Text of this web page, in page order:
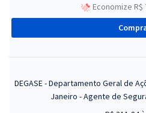
Economize R$
DEGASE - Departamento Geral de
Janeiro - Agente de